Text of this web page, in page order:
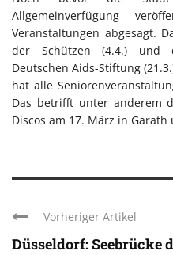
Allgemeinverfügung
Veranstaltungen abgesagt.
der Schützen (4.4.) und
Deutschen Aids-Stiftung
hat alle
Das betrifft unter anderem
Discos am 17. März in
Vorheriger Artikel
Düsseldorf: Seebrücke